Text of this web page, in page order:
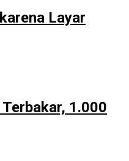
Layar
1.000